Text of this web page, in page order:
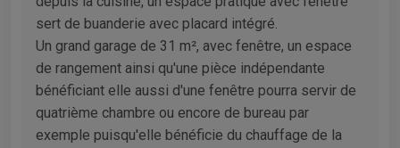
sert de buanderie avec placard intégré.
Un grand garage de 31 m², avec fenêtre, un espace
de rangement ainsi qu'une pièce indépendante
bénéficiant elle aussi d'une fenêtre pourra servir de
quatrième chambre ou encore de bureau par
exemple puisqu'elle bénéficie du chauffage de la